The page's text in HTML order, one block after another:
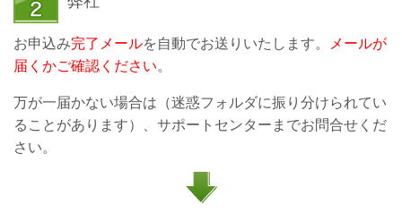
お申込み完了メールを自動でお送りいたします。
メールが
届くかご確認ください。
万が一届かない場合は（迷惑フォルダに振り分けられてい
ることがあります）、サポートセンターまでお問合せくだ
さい。